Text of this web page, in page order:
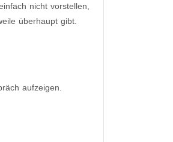
nicht vorstellen,
überhaupt gibt.
aufzeigen.